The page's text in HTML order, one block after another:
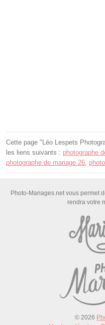
Cette page "Léo Lespets
les liens suivants : photographe
photographe de mariage 26
Photo-Mariages.net vous permet
rendra votre
© 2026